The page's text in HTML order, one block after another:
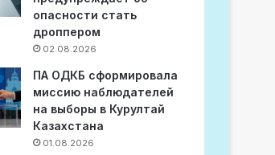
опасности стать
дроппером
02.08.2026
ПА ОДКБ сформировала
миссию наблюдателей
на выборы в Курултай
Казахстана
01.08.2026